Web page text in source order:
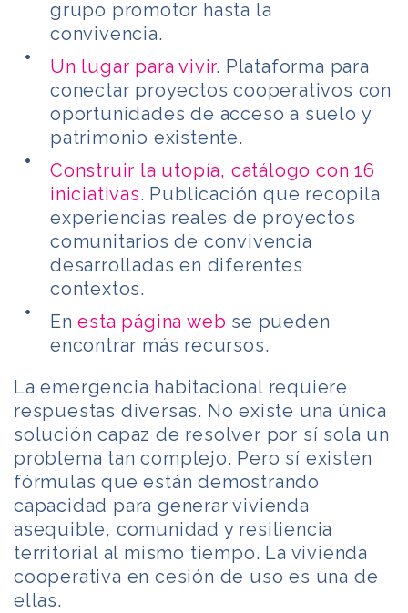
grupo promotor hasta la
convivencia.
Un lugar para vivir. Plataforma para
conectar proyectos cooperativos con
oportunidades de acceso a suelo y
patrimonio existente.
Construir la utopía, catálogo con 16
iniciativas. Publicación que recopila
experiencias reales de proyectos
comunitarios de convivencia
desarrolladas en diferentes
contextos.
Enesta página web se pueden
encontrar más recursos.
La emergencia habitacional requiere
respuestas diversas. No existe una única
solución capaz de resolver por sí sola un
problema tan complejo. Pero sí existen
fórmulas que están demostrando
capacidad para generar vivienda
asequible, comunidad y resiliencia
territorial al mismo tiempo. La vivienda
cooperativa en cesión de uso es una de
ellas.